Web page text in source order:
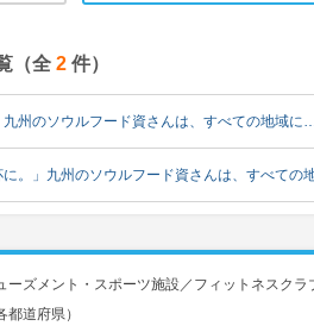
（全 2 件）
九州のソウルフード資さんは、すべての地域に
に。」九州のソウルフード資さんは、すべての
ーズメント・スポーツ施設／フィットネスク
道府県）